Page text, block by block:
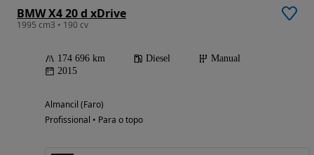
BMW X4 20 d xDrive
1995 cm3 • 190 cv
174 696 km Diesel
Manual
2015
Almancil (Faro)
Profissional • Para o topo